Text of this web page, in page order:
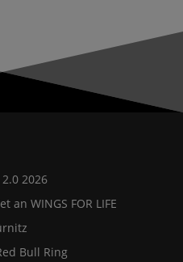
2026
an WINGS FOR LIFE
Bull Ring